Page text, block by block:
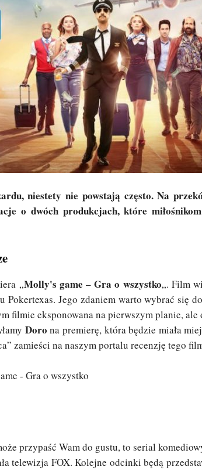
niestety nie powstają często. Na
o dwóch produkcjach, które
„Molly's game – Gra o wszystko„. Film
Pokertexas. Jego zdaniem warto wybrać się
filmie eksponowana na pierwszym planie, ale
Doro na premierę, która będzie miała
zamieści na naszym portalu recenzję tego
przypaść Wam do gustu, to serial
telewizja FOX. Kolejne odcinki będą